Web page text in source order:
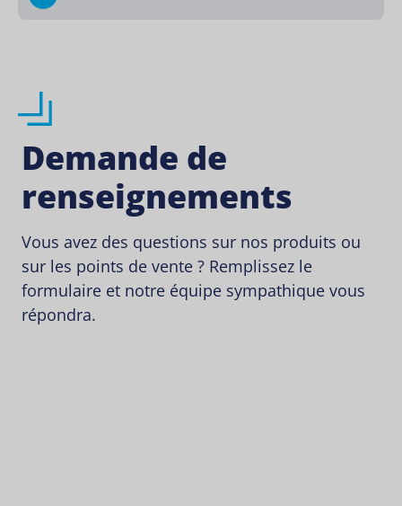
Demande de
renseignements
Vous avez des questions sur nos produits ou
sur les points de vente ? Remplissez le
formulaire et notre équipe sympathique vous
répondra.